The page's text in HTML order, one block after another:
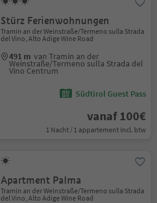
Stürz Ferienwohnungen
Tramin an der Weinstraße/Termeno sulla Strada
del Vino, Alto Adige Wine Road
491 m van Tramin an der
Weinstraße/Termeno sulla Strada del
Vino Centrum
Südtirol Guest Pass
vanaf 100€
1 Nacht / 1 appartement Incl. btw
Apartment Palma
Tramin an der Weinstraße/Termeno sulla Strada
del Vino, Alto Adige Wine Road